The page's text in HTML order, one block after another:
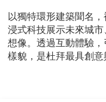
以獨特環形建築聞名
浸式科技展示未來城
想像。透過互動體驗
樣貌，是杜拜最具創意